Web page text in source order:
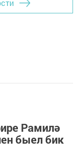
Рамилә
быел бик